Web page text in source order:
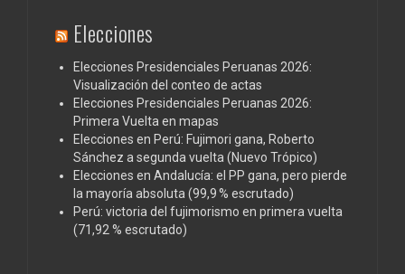
Elecciones
Elecciones Presidenciales Peruanas 2026:
Visualización del conteo de actas
Elecciones Presidenciales Peruanas 2026:
Primera Vuelta en mapas
Elecciones en Perú: Fujimori gana, Roberto
Sánchez a segunda vuelta (Nuevo Trópico)
Elecciones en Andalucía: el PP gana, pero pierde
la mayoría absoluta (99,9 % escrutado)
Perú: victoria del fujimorismo en primera vuelta
(71,92 % escrutado)